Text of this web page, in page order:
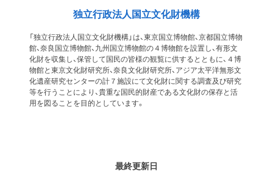
独立行政法人国立文化財機構
「独立行政法人国立文化財機構」は、東京国立博物館、京都国立博物
館、奈良国立博物館、九州国立博物館の４博物館を設置し、有形文
化財を収集し、保管して国民の皆様の観覧に供するとともに、４博
物館と東京文化財研究所、奈良文化財研究所、アジア太平洋無形文
化遺産研究センターの計７施設にて文化財に関する調査及び研究
等を行うことにより、貴重な国民的財産である文化財の保存と活
用を図ることを目的としています。
最終更新日